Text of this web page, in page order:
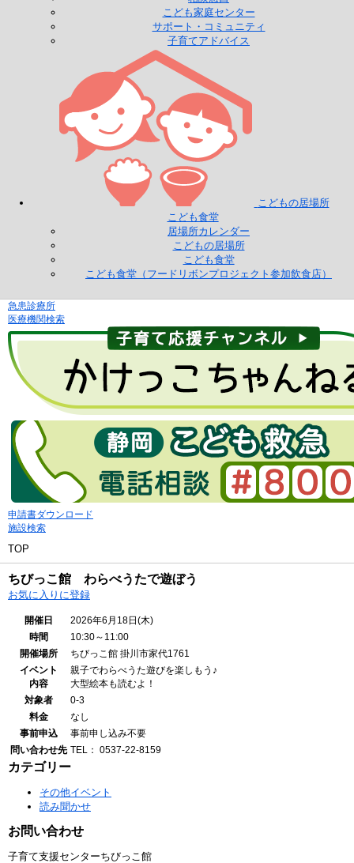
こども家庭センター
サポート・コミュニティ
子育てアドバイス
こどもの居場所
こども食堂
居場所カレンダー
こどもの居場所
こども食堂
こども食堂（フードリボンプロジェクト参加飲食店）
急患診療所
医療機関検索
申請書ダウンロード
施設検索
TOP
ちびっこ館 わらべうたで遊ぼう
お気に入りに登録
開催日
2026年6月18日(木)
時間
10:30～11:00
開催場所
ちびっこ館 掛川市家代1761
イベント
内容
親子でわらべうた遊びを楽しもう♪
大型絵本も読むよ！
対象者
0-3
料金
なし
事前申込
事前申し込み不要
問い合わせ先 TEL： 0537-22-8159
カテゴリー
その他イベント
読み聞かせ
お問い合わせ
子育て支援センターちびっこ館